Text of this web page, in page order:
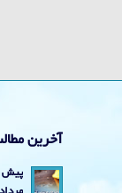
آخرین